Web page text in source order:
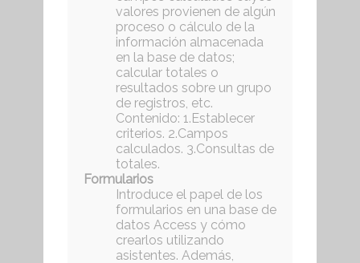
valores provienen de algún
proceso o cálculo de la
información almacenada
en la base de datos;
calcular totales o
resultados sobre un grupo
de registros, etc.
Contenido: 1.Establecer
criterios. 2.Campos
calculados. 3.Consultas de
totales.
Formularios
Introduce el papel de los
formularios en una base de
datos Access y cómo
crearlos utilizando
asistentes. Además,